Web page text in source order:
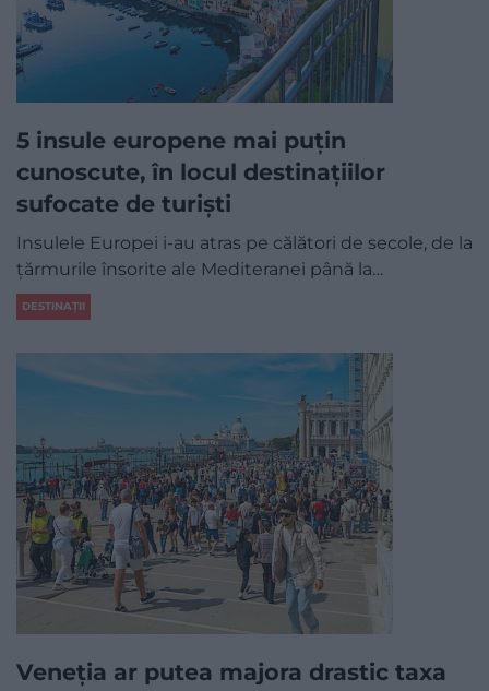
5 insule europene mai puțin
cunoscute, în locul destinațiilor
sufocate de turiști
Insulele Europei i-au atras pe călători de secole, de la
țărmurile însorite ale Mediteranei până la…
DESTINAȚII
Veneția ar putea majora drastic taxa